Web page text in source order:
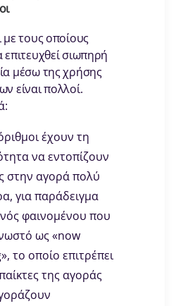
με τους οποίους
επιτευχθεί σιωπηρή
μέσω της χρήσης
είναι πολλοί.
έχουν τη
να εντοπίζουν
στην αγορά πολύ
για παράδειγμα
φαινομένου που
ως «now
το οποίο επιτρέπει
της αγοράς